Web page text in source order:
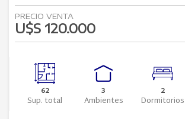
PRECIO VENTA
U$S 120.000
62
Sup. total
3
Ambientes
2
Dormitorios